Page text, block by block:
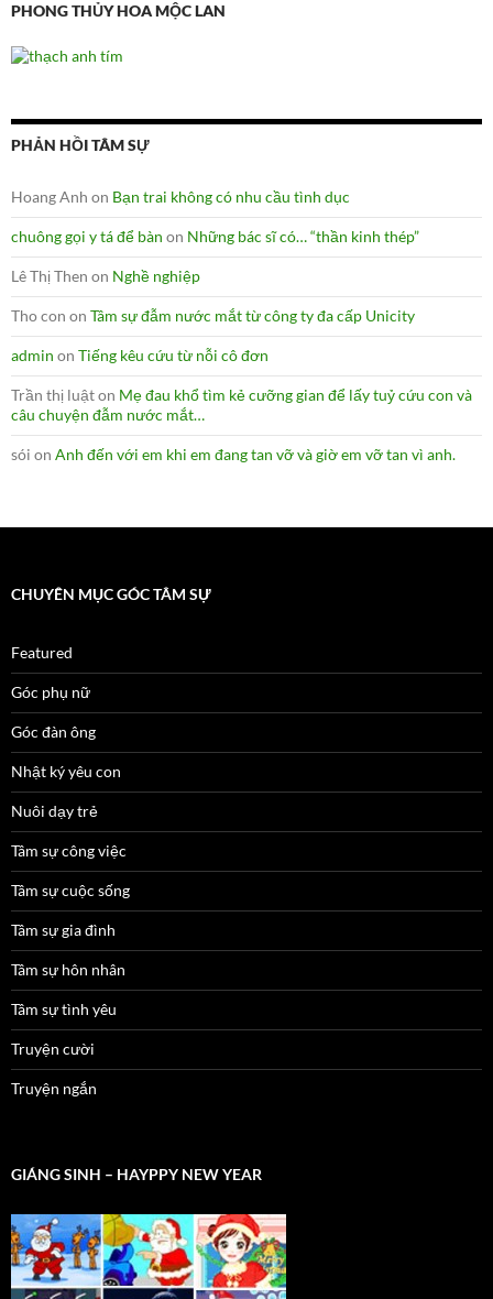
PHONG THỦY HOA MỘC LAN
PHẢN HỒI TÂM SỰ
Hoang Anh on Bạn trai không có nhu cầu tình dục
chuông gọi y tá để bàn on Những bác sĩ có… “thần kinh thép”
Lê Thị Then on Nghề nghiệp
Tho con on Tâm sự đẫm nước mắt từ công ty đa cấp Unicity
admin on Tiếng kêu cứu từ nỗi cô đơn
Trần thị luậton Mẹ đau khổ tìm kẻ cưỡng gian để lấy tuỷ cứu con và
câu chuyện đẫm nước mắt…
sói on Anh đến với em khi em đang tan vỡ và giờ em vỡ tan vì anh.
CHUYÊN MỤC GÓC TÂM SỰ
Featured
Góc phụ nữ
Góc đàn ông
Nhật ký yêu con
Nuôi dạy trẻ
Tâm sự công việc
Tâm sự cuộc sống
Tâm sự gia đình
Tâm sự hôn nhân
Tâm sự tình yêu
Truyện cười
Truyện ngắn
GIÁNG SINH – HAYPPY NEW YEAR